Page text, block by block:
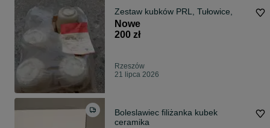
Zestaw kubków PRL, Tułowice,
Nowe
200 zł
Rzeszów
21 lipca 2026
Boleslawiec filiżanka kubek
ceramika